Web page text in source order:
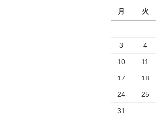
月
火
3 4
10 11
17 18
24 25
31